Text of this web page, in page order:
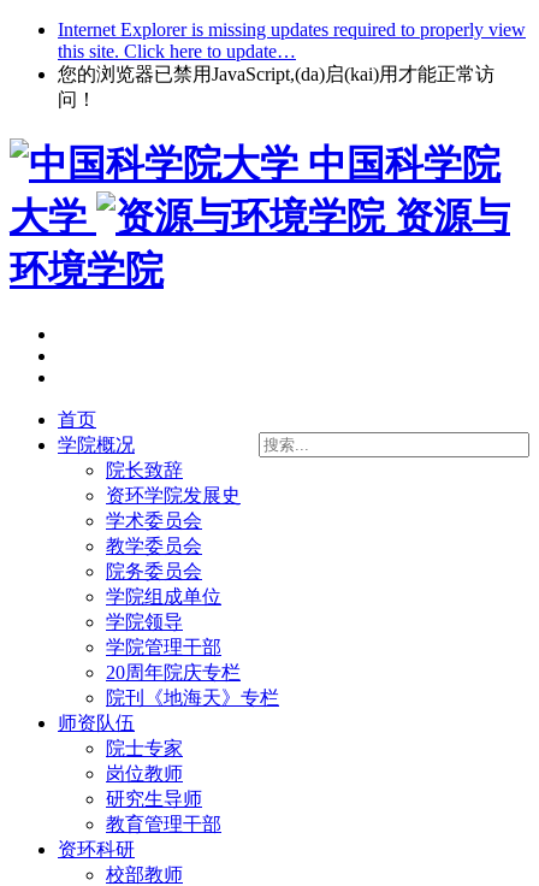
Internet Explorer is missing updates required to properly view
this site. Click here to update…
您的浏览器已禁用JavaScript,(da)启(kai)用才能正常访
问！
中国科学院
大学
资源与
环境学院
首页
学院概况
院长致辞
资环学院发展史
学术委员会
教学委员会
院务委员会
学院组成单位
学院领导
学院管理干部
20周年院庆专栏
院刊《地海天》专栏
师资队伍
院士专家
岗位教师
研究生导师
教育管理干部
资环科研
校部教师